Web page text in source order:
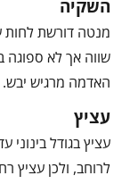
השקיה
מנטה דורשת לחות
שווה אך לא
האדמה מרגיש יבש.
עציץ
עציץ בגודל
לרוחב, ולכן עציץ